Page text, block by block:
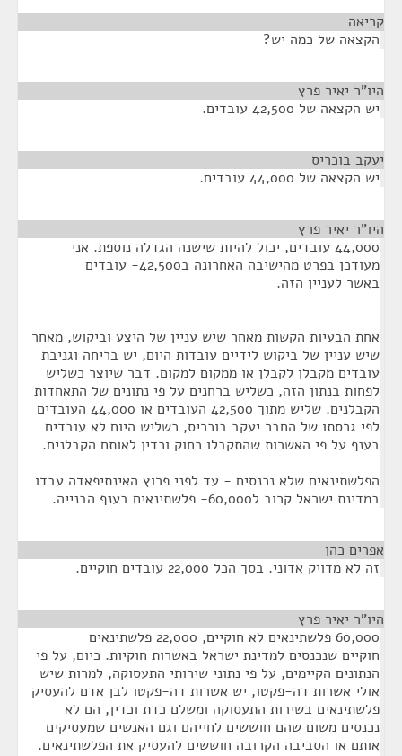
קריאה
הקצאה של כמה יש?
היו"ר יאיר פרץ
יש הקצאה של 42,500 עובדים.
יעקב בוכריס
יש הקצאה של 44,000 עובדים.
היו"ר יאיר פרץ
44,000 עובדים, יכול להיות שישנה הגדלה נוספת. אני
מעודכן בפרט מהישיבה האחרונה ב42,500- עובדים
באשר לעניין הזה.
אחת הבעיות הקשות מאחר שיש עניין של היצע וביקוש, מאחר
שיש עניין של ביקוש לידיים עובדות היום, יש בריחה וגניבת
עובדים מקבלן לקבלן או ממקום למקום. דבר שיוצר כשליש
לפחות בנתון הזה, כשליש ברחנים על פי נתונים של התאחדות
הקבלנים. שליש מתוך 42,500 העובדים או 44,000 העובדים
לפי גרסתו של החבר יעקב בוכריס, כשליש היום לא עובדים
בענף על פי האשרות שהתקבלו כחוק וכדין לאותם הקבלנים.
הפלשתינאים שלא נכנסים - עד לפני פרוץ האינתיפאדה עבדו
במדינת ישראל קרוב ל60,000- פלשתינאים בענף הבנייה.
אפרים כהן
זה לא מדויק אדוני. בסך הכל 22,000 עובדים חוקיים.
היו"ר יאיר פרץ
60,000 פלשתינאים לא חוקיים, 22,000 פלשתינאים
חוקיים שנכנסים למדינת ישראל באשרות חוקיות. כיום, על פי
הנתונים הקיימים, על פי נתוני שירותי התעסוקה, למרות שיש
אולי אשרות דה-פקטו, יש אשרות דה-פקטו לבן אדם להעסיק
פלשתינאים בשירות התעסוקה ומשלם כדת וכדין, הם לא
נכנסים משום שהם חוששים לחייהם וגם האנשים שמעסיקים
אותם או הסביבה הקרובה חוששים להעסיק את הפלשתינאים.